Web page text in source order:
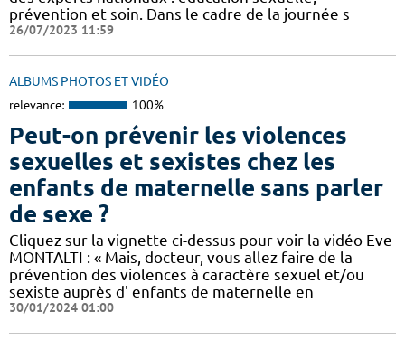
prévention et soin. Dans le cadre de la journée s
26/07/2023 11:59
ALBUMS PHOTOS ET VIDÉO
relevance: 100%
Peut-on prévenir les violences
sexuelles et sexistes chez les
enfants de maternelle sans parler
de sexe ?
Cliquez sur la vignette ci-dessus pour voir la vidéo Eve
MONTALTI : « Mais, docteur, vous allez faire de la
prévention des violences à caractère sexuel et/ou
sexiste auprès d' enfants de maternelle en
30/01/2024 01:00